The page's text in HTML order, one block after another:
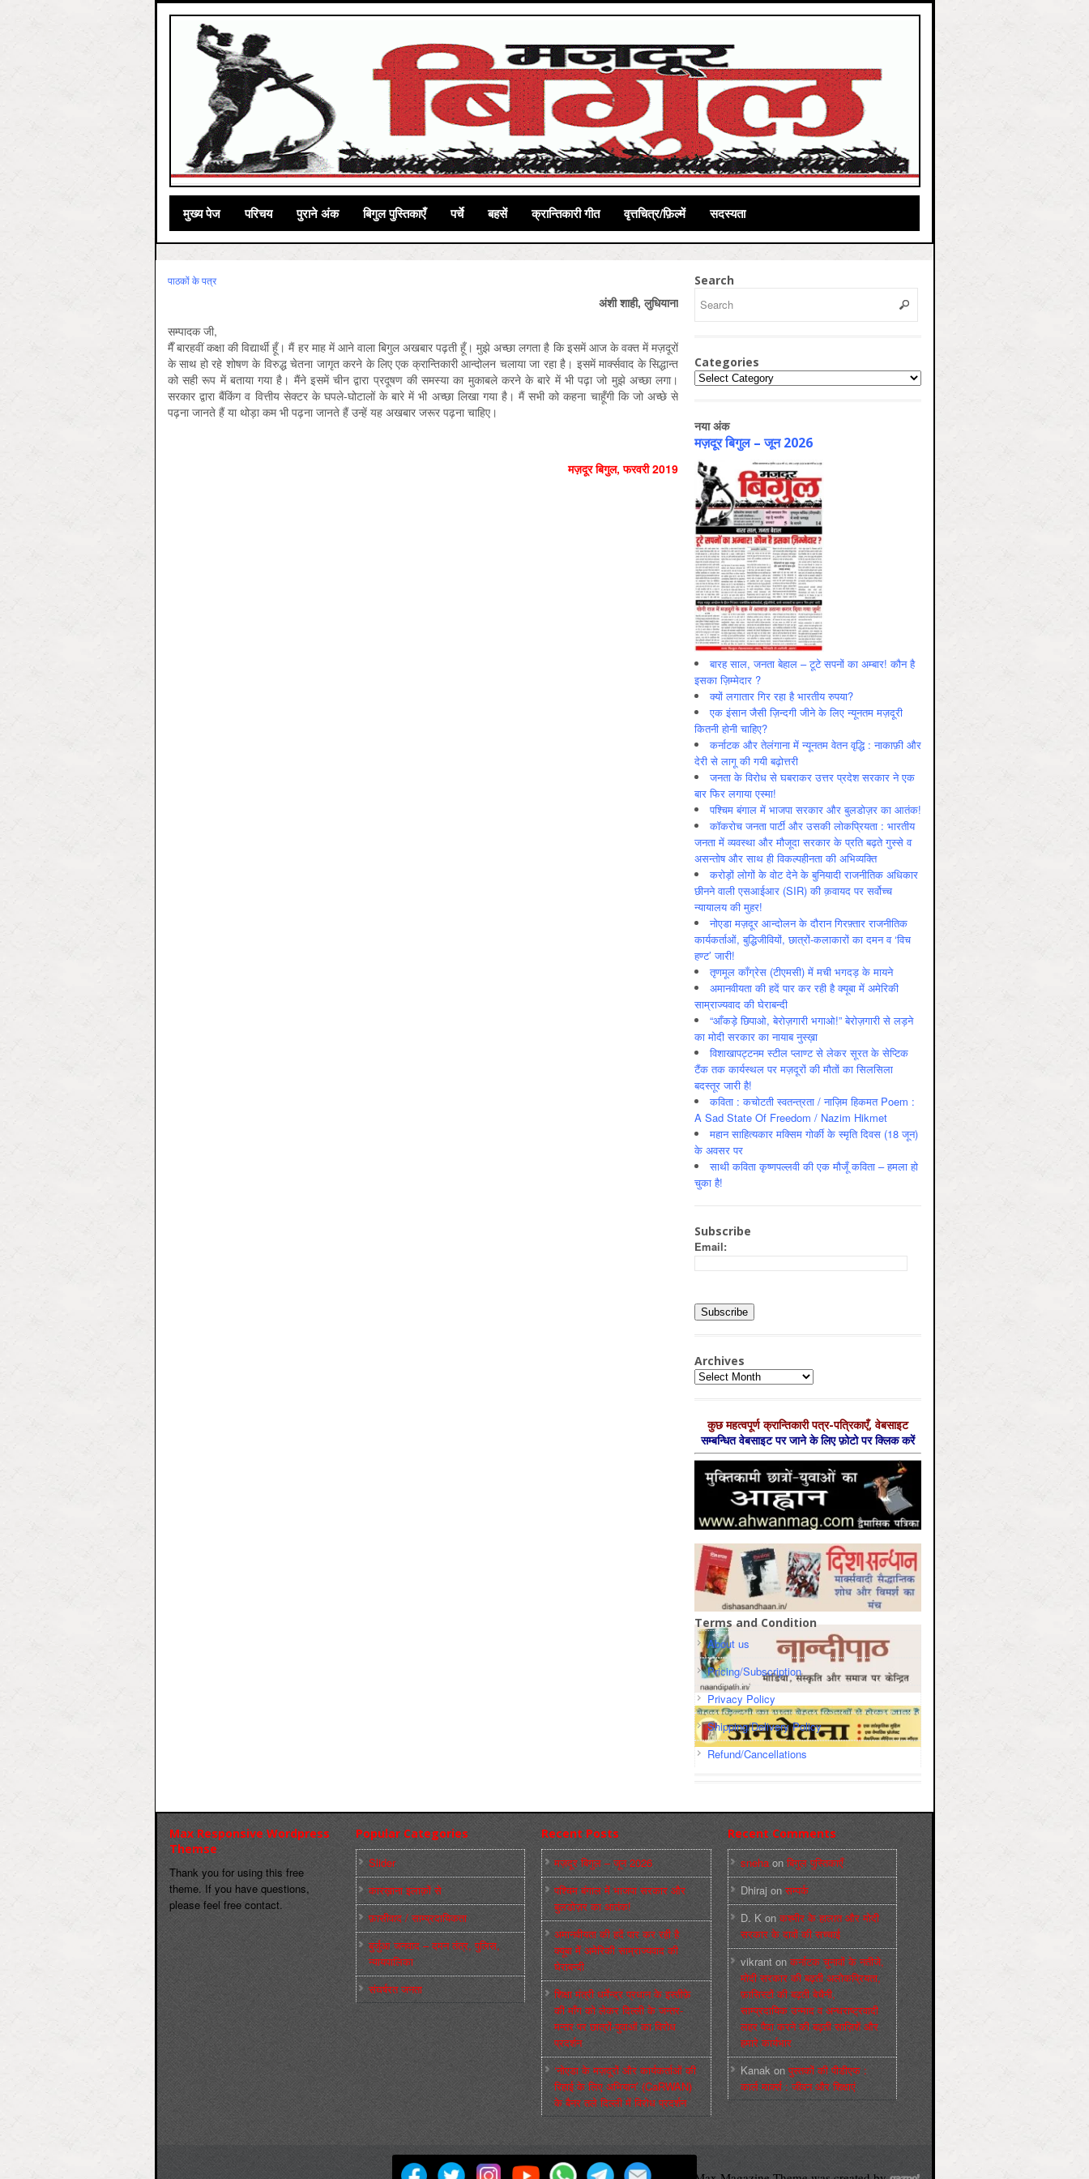
मुख्‍य पेज परिचय पुराने अंक बिगुल पुस्तिकाएँ पर्चे बहसें क्रान्तिकारी गीत वृत्तचित्र/फ़िल्में सदस्यता
पाठकों के पत्र
अंशी शाही, लुधियाना
सम्पादक जी,
मैँ बारहवीं कक्षा की विद्यार्थी हूँ। मैं हर माह में आने वाला बिगुल अखबार पढ़ती हूँ। मुझे अच्छा लगता है कि इसमें आज के वक्त में मज़दूरों
के साथ हो रहे शोषण के विरुद्ध चेतना जागृत करने के लिए एक क्रान्तिकारी आन्दोलन चलाया जा रहा है। इसमें मार्क्सवाद के सिद्धान्त
को सही रूप में बताया गया है। मैंने इसमें चीन द्वारा प्रदूषण की समस्या का मुकाबले करने के बारे में भी पढ़ा जो मुझे अच्छा लगा।
सरकार द्वारा बैंकिंग व वित्तीय सेक्टर के घपले-घोटालों के बारे में भी अच्छा लिखा गया है। मैं सभी को कहना चाहूँगी कि जो अच्छे से
पढ़ना जानते हैं या थोड़ा कम भी पढ़ना जानते हैं उन्हें यह अखबार जरूर पढ़ना चाहिए।
मज़दूर बिगुल, फरवरी 2019
Search
Categories
Categories
नया अंक
मज़दूर बिगुल – जून 2026
बारह साल, जनता बेहाल – टूटे सपनों का अम्बार! कौन है
इसका ज़िम्मेदार ?
क्यों लगातार गिर रहा है भारतीय रुपया?
एक इंसान जैसी ज़िन्दगी जीने के लिए न्यूनतम मज़दूरी
कितनी होनी चाहिए?
कर्नाटक और तेलंगाना में न्यूनतम वेतन वृद्धि : नाकाफ़ी और
देरी से लागू की गयी बढ़ोत्तरी
जनता के विरोध से घबराकर उत्तर प्रदेश सरकार ने एक
बार फिर लगाया एस्मा!
पश्चिम बंगाल में भाजपा सरकार और बुलडोज़र का आतंक!
कॉकरोच जनता पार्टी और उसकी लोकप्रियता : भारतीय
जनता में व्‍यवस्‍था और मौजूदा सरकार के प्रति बढ़ते गुस्‍से व
असन्‍तोष और साथ ही विकल्‍पहीनता की अभिव्‍यक्ति
करोड़ों लोगों के वोट देने के बुनियादी राजनीतिक अधिकार
छीनने वाली एसआईआर (SIR) की क़वायद पर सर्वोच्च
न्यायालय की मुहर!
नोएडा मज़दूर आन्दोलन के दौरान गिरफ़्तार राजनीतिक
कार्यकर्ताओं, बुद्धिजीवियों, छात्रों-कलाकारों का दमन व ‘विच
हण्ट’ जारी!
तृणमूल काँग्रेस (टीएमसी) में मची भगदड़ के मायने
अमानवीयता की हदें पार कर रही है क्यूबा में अमेरिकी
साम्राज्यवाद की घेराबन्दी
“आँकड़े छिपाओ, बेरोज़गारी भगाओ!” बेरोज़गारी से लड़ने
का मोदी सरकार का नायाब नुस्ख़ा
विशाखापट्टनम स्टील प्लाण्ट से लेकर सूरत के सेप्टिक
टैंक तक कार्यस्थल पर मज़दूरों की मौतों का सिलसिला
बदस्तूर जारी है!
कविता : कचोटती स्वतन्त्रता / नाज़िम हिकमत Poem :
A Sad State Of Freedom / Nazim Hikmet
महान साहित्यकार मक्सिम गोर्की के स्मृति दिवस (18 जून)
के अवसर पर
साथी कविता कृष्णपल्लवी की एक मौजूँ कविता – हमला हो
चुका है!
Subscribe
Email:
Archives
Archives
कुछ महत्‍वपूर्ण क्रान्तिकारी पत्र-पत्रिकाएँ, वेबसाइट
सम्‍बन्धित वेबसाइट पर जाने के लिए फ़ोटो पर क्लिक करें
Terms and Condition
About us
Pricing/Subscription
Privacy Policy
Shipping/Delivery Policy
Refund/Cancellations
Max Responsive Wordpress
Themse
Thank you for using this free
theme. If you have questions,
please feel free contact.
Popular Categories
Slider
कारख़ाना इलाक़ों से
फ़ासीवाद / साम्‍प्रदायिकता
बुर्जुआ जनवाद – दमन तंत्र, पुलिस,
न्‍यायपालिका
संघर्षरत जनता
Recent Posts
मज़दूर बिगुल – जून 2026
पश्चिम बंगाल में भाजपा सरकार और
बुलडोज़र का आतंक!
अमानवीयता की हदें पार कर रही है
क्यूबा में अमेरिकी साम्राज्यवाद की
घेराबन्दी
शिक्षा मंत्री धर्मेन्द्र प्रधान के इस्तीफ़े
की माँग को लेकर दिल्ली के जन्तर-
मन्तर पर छात्रों-युवाओं का विरोध
प्रदर्शन
‘नोएडा के मज़दूरों और कार्यकर्ताओं की
रिहाई के लिए अभियान’ (CaRWAN)
के बैनर तले दिल्ली में विरोध प्रदर्शन
Recent Comments
snehaonबिगुल पुस्तिकाएँ
Dhirajon सम्पर्क
D. Konकश्मीर के हालात और मोदी
सरकार के दावों की सच्चाई
vikrantonकर्नाटक चुनावों के नतीजे,
मोदी सरकार की बढ़ती अलोकप्रियता,
फ़ासिस्टों की बढ़ती बेचैनी,
साम्प्रदायिक उन्माद व अन्धराष्ट्रवादी
लहर पैदा करने की बढ़ती साज़िशें और
हमारे कार्यभार
Kanakonपुस्‍तकों की पीडीएफ :
कार्ल मार्क्‍स : जीवन और शिक्षाएं
मज़दूर बिगुल Powered by
WordPress